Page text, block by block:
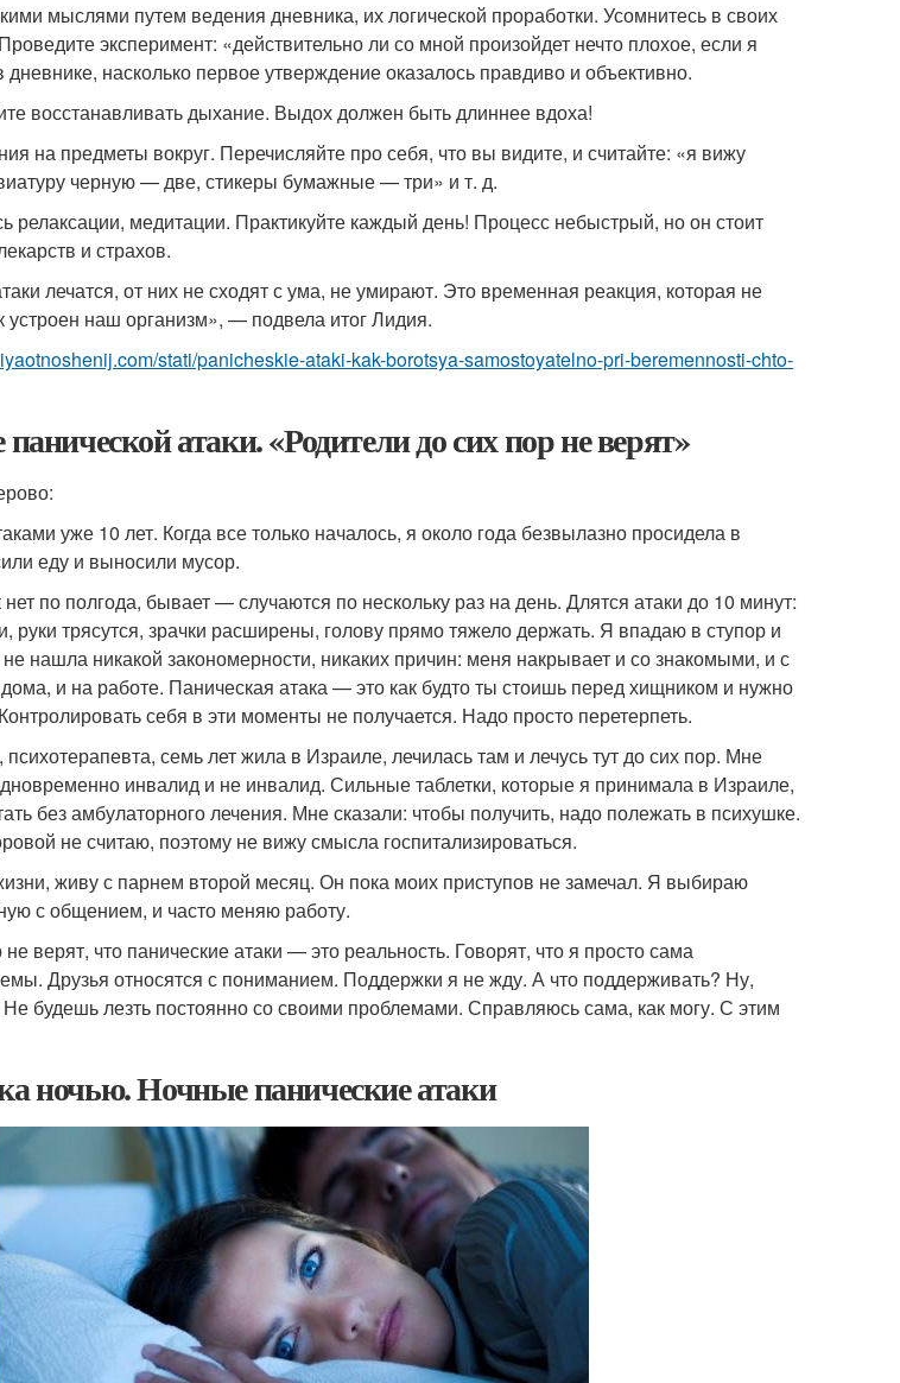
мыслями путем ведения дневника, их логической проработки. Усомнитесь в своих
эксперимент: «действительно ли со мной произойдет нечто плохое, если я
насколько первое утверждение оказалось правдиво и объективно.
восстанавливать дыхание. Выдох должен быть длиннее вдоха!
на предметы вокруг. Перечисляйте про себя, что вы видите, и считайте: «я вижу
черную — две, стикеры бумажные — три» и т. д.
релаксации, медитации. Практикуйте каждый день! Процесс небыстрый, но он стоит
и страхов.
лечатся, от них не сходят с ума, не умирают. Это временная реакция, которая не
устроен наш организм», — подвела итог Лидия.
stati/panicheskie-ataki-kak-borotsya-samostoyatelno-pri-beremennosti-chto-
атаки. «Родители до сих пор не верят»
уже 10 лет. Когда все только началось, я около года безвылазно просидела в
еду и выносили мусор.
по полгода, бывает — случаются по нескольку раз на день. Длятся атаки до 10 минут:
руки трясутся, зрачки расширены, голову прямо тяжело держать. Я впадаю в ступор и
нашла никакой закономерности, никаких причин: меня накрывает и со знакомыми, и с
и на работе. Паническая атака — это как будто ты стоишь перед хищником и нужно
себя в эти моменты не получается. Надо просто перетерпеть.
семь лет жила в Израиле, лечилась там и лечусь тут до сих пор. Мне
инвалид и не инвалид. Сильные таблетки, которые я принимала в Израиле,
без амбулаторного лечения. Мне сказали: чтобы получить, надо полежать в психушке.
не считаю, поэтому не вижу смысла госпитализироваться.
живу с парнем второй месяц. Он пока моих приступов не замечал. Я выбираю
с общением, и часто меняю работу.
верят, что панические атаки — это реальность. Говорят, что я просто сама
Друзья относятся с пониманием. Поддержки я не жду. А что поддерживать? Ну,
будешь лезть постоянно со своими проблемами. Справляюсь сама, как могу. С этим
ночью. Ночные панические атаки